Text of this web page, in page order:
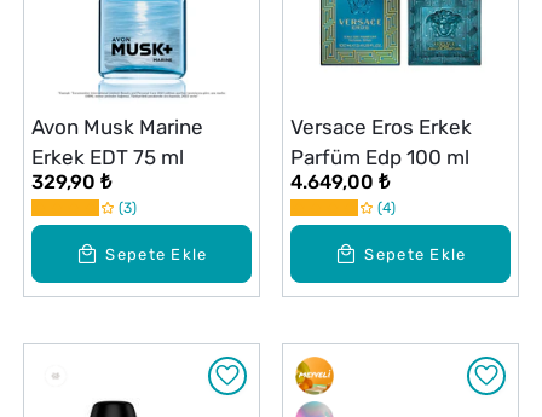
Sepete Ekle
Avon Musk Marine
Erkek EDT 75 ml
329,90 ₺
3
Sepete Ekle
Versace Eros Erkek
Parfüm Edp 100 ml
4.649,00 ₺
4